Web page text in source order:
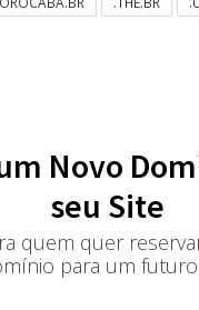
Novo
seu Site
quem quer
para um